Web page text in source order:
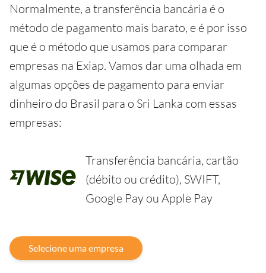
Normalmente, a transferência bancária é o
método de pagamento mais barato, e é por isso
que é o método que usamos para comparar
empresas na Exiap. Vamos dar uma olhada em
algumas opções de pagamento para enviar
dinheiro do Brasil para o Sri Lanka com essas
empresas:
Transferência bancária, cartão
(débito ou crédito), SWIFT,
Google Pay ou Apple Pay
Selecione uma empresa